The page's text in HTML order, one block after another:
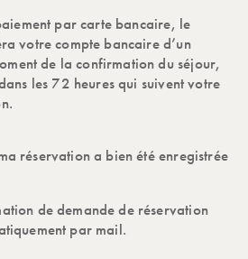
par carte bancaire, le
votre compte bancaire d’un
de la confirmation du séjour,
les 72 heures qui suivent votre
réservation a bien été enregistrée
de demande de réservation
par mail.